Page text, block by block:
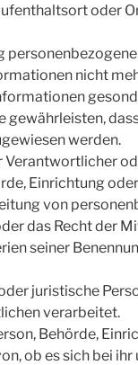
oder
nicht
werden.
Einrichtung
von
das Recht der
seiner
juristische
verarbeitet.
Behörde,
ob es sich bei